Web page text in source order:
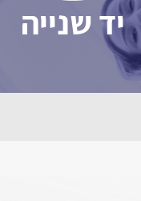
יד שנייה